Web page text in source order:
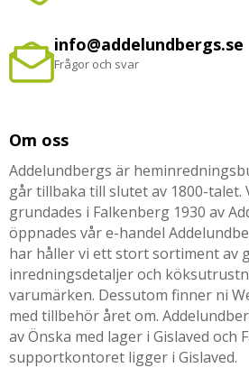
info@addelundbergs.se
Frågor och svar
Om oss
Addelundbergs är
går tillbaka till slutet av 1800-
grundades i Falkenberg 1930 av
öppnades vår e-handel
har håller vi ett stort sortiment av
inredningsdetaljer och
varumärken. Dessutom finner ni
med tillbehör året om.
av Önska med lager i Gislaved och
supportkontoret ligger i Gislaved.